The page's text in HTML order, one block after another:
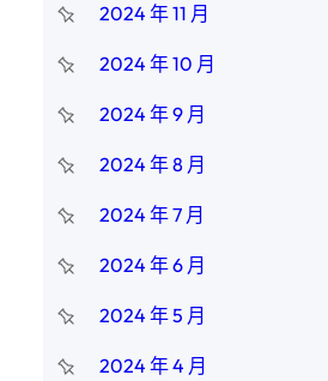
2024 年 11 月
2024 年 10 月
2024 年 9 月
2024 年 8 月
2024 年 7 月
2024 年 6 月
2024 年 5 月
2024 年 4 月